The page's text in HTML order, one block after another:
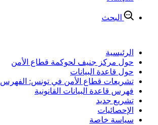
البحث
الرئيسية
حول مركز جنيف لحوكمة قطاع الأمن
حول قاعدة البيانات
تشريعات قطاع الأمن في تونس: الفهرس 1956-2011
فهرس قاعدة البيانات القانونية
تشريع جديد
الإحصائيات
سياسة خاصة